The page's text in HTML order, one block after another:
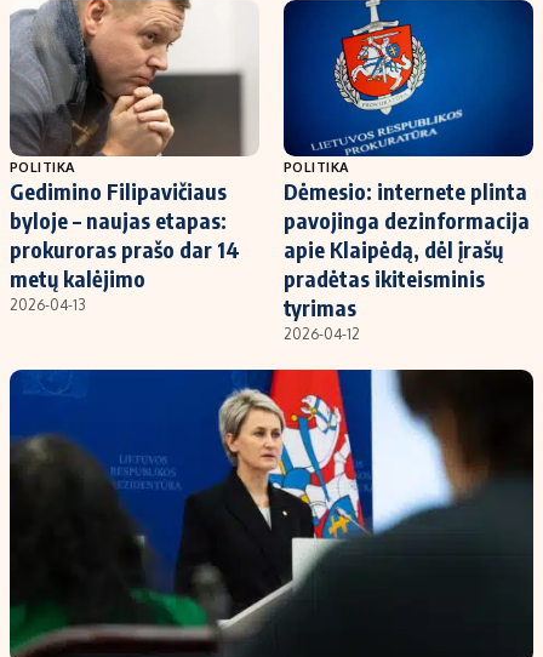
Kontaktai
Regionų naujienos
Indėlių palūkanos
POLITIKA
Gedimino Filipavičiaus
byloje – naujas etapas:
prokuroras prašo dar 14
metų kalėjimo
2026-04-13
POLITIKA
Dėmesio: internete plinta
pavojinga dezinformacija
apie Klaipėdą, dėl įrašų
pradėtas ikiteisminis
tyrimas
2026-04-12